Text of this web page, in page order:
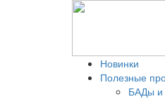
Новинки
Полезные
БАДы и